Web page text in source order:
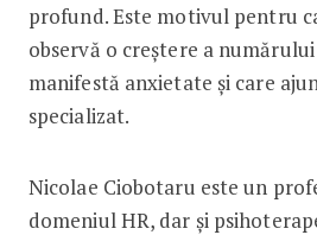
profund. Este motivul pentru
observă o creștere a
manifestă anxietate și care
specializat.
Nicolae Ciobotaru este un
domeniul HR, dar și